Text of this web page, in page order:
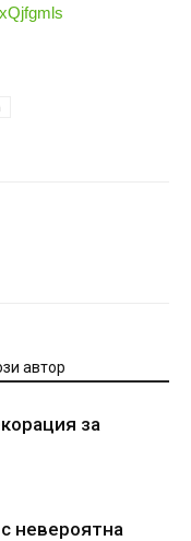
автор
за
невероятна